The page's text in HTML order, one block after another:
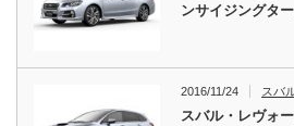
ンサイジングタ
2016/11/24 スバ
スバル・レヴォ